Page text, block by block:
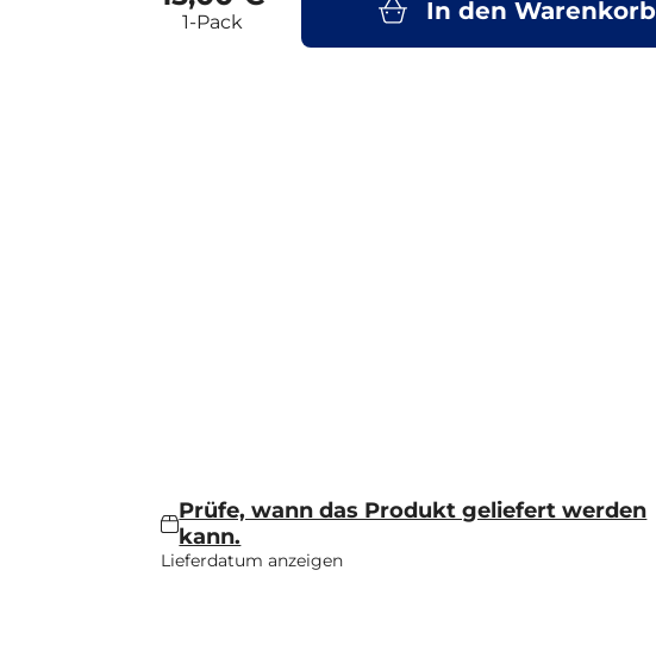
1-Pack In den Warenkorb
Prüfe, wann das Produkt geliefert werden
kann.
Lieferdatum anzeigen